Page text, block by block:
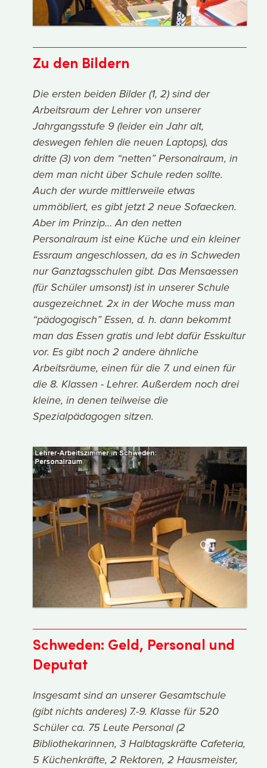
Zu den Bildern
Die ersten beiden Bilder (1, 2) sind der
Arbeitsraum der Lehrer von unserer
Jahrgangsstufe 9 (leider ein Jahr alt,
deswegen fehlen die neuen Laptops), das
dritte (3) von dem “netten” Personalraum, in
dem man nicht über Schule reden sollte.
Auch der wurde mittlerweile etwas
ummöbliert, es gibt jetzt 2 neue Sofaecken.
Aber im Prinzip… An den netten
Personalraum ist eine Küche und ein kleiner
Essraum angeschlossen, da es in Schweden
nur Ganztagsschulen gibt. Das Mensaessen
(für Schüler umsonst) ist in unserer Schule
ausgezeichnet. 2x in der Woche muss man
“pädogogisch” Essen, d. h. dann bekommt
man das Essen gratis und lebt dafür Esskultur
vor. Es gibt noch 2 andere ähnliche
Arbeitsräume, einen für die 7. und einen für
die 8. Klassen - Lehrer. Außerdem noch drei
kleine, in denen teilweise die
Spezialpädagogen sitzen.
Schweden: Geld, Personal und
Deputat
Insgesamt sind an unserer Gesamtschule
(gibt nichts anderes) 7.-9. Klasse für 520
Schüler ca. 75 Leute Personal (2
Bibliothekarinnen, 3 Halbtagskräfte Cafeteria,
5 Küchenkräfte, 2 Rektoren, 2 Hausmeister,